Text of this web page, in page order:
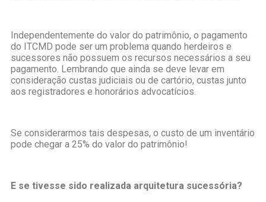
Independentemente do valor do patrimônio, o pagamento
do ITCMD pode ser um problema quando herdeiros e
sucessores não possuem os recursos necessários a seu
pagamento. Lembrando que ainda se deve levar em
consideração custas judiciais ou de cartório, custas junto
aos registradores e honorários advocatícios.
Se considerarmos tais despesas, o custo de um inventário
pode chegar a 25% do valor do patrimônio!
E se tivesse sido realizada arquitetura sucessória?